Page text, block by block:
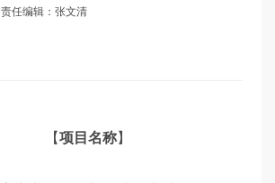
进
责任编辑：张文清
【项目名称】